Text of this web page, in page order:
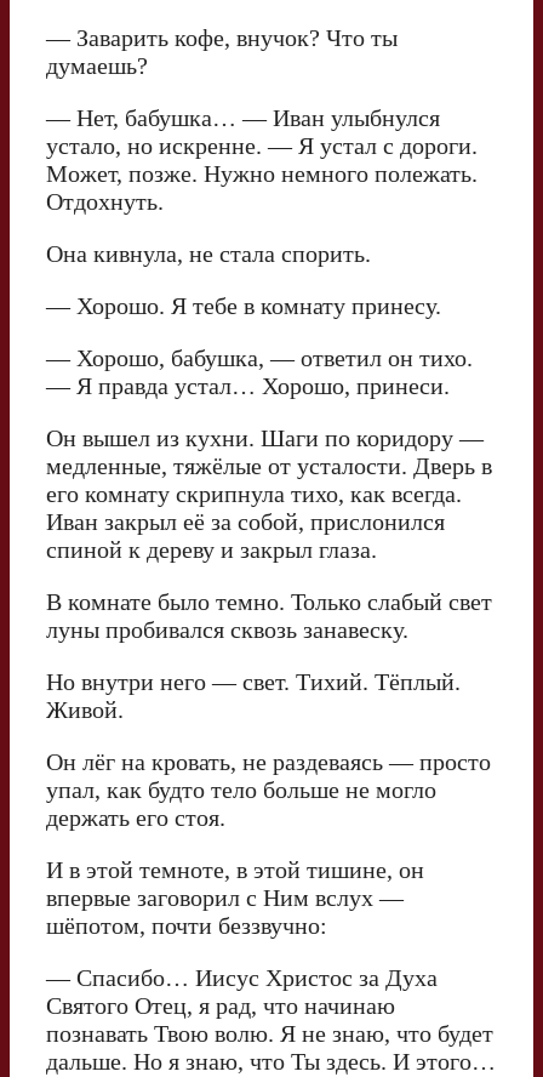
— Заварить кофе, внучок? Что ты
думаешь?
— Нет, бабушка… — Иван улыбнулся
устало, но искренне. — Я устал с дороги.
Может, позже. Нужно немного полежать.
Отдохнуть.
Она кивнула, не стала спорить.
— Хорошо. Я тебе в комнату принесу.
— Хорошо, бабушка, — ответил он тихо.
— Я правда устал… Хорошо, принеси.
Он вышел из кухни. Шаги по коридору —
медленные, тяжёлые от усталости. Дверь в
его комнату скрипнула тихо, как всегда.
Иван закрыл её за собой, прислонился
спиной к дереву и закрыл глаза.
В комнате было темно. Только слабый свет
луны пробивался сквозь занавеску.
Но внутри него — свет. Тихий. Тёплый.
Живой.
Он лёг на кровать, не раздеваясь — просто
упал, как будто тело больше не могло
держать его стоя.
И в этой темноте, в этой тишине, он
впервые заговорил с Ним вслух —
шёпотом, почти беззвучно:
— Спасибо… Иисус Христос за Духа
Святого Отец, я рад, что начинаю
познавать Твою волю. Я не знаю, что будет
дальше. Но я знаю, что Ты здесь. И этого…